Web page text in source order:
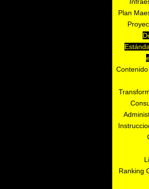
Plan
Ranking